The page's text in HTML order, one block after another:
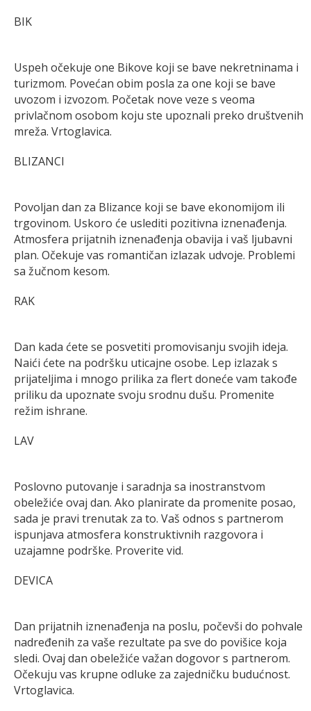
BIK
Uspeh očekuje one Bikove koji se bave nekretninama i
turizmom. Povećan obim posla za one koji se bave
uvozom i izvozom. Početak nove veze s veoma
privlačnom osobom koju ste upoznali preko društvenih
mreža. Vrtoglavica.
BLIZANCI
Povoljan dan za Blizance koji se bave ekonomijom ili
trgovinom. Uskoro će uslediti pozitivna iznenađenja.
Atmosfera prijatnih iznenađenja obavija i vaš ljubavni
plan. Očekuje vas romantičan izlazak udvoje. Problemi
sa žučnom kesom.
RAK
Dan kada ćete se posvetiti promovisanju svojih ideja.
Naići ćete na podršku uticajne osobe. Lep izlazak s
prijateljima i mnogo prilika za flert doneće vam takođe
priliku da upoznate svoju srodnu dušu. Promenite
režim ishrane.
LAV
Poslovno putovanje i saradnja sa inostranstvom
obeležiće ovaj dan. Ako planirate da promenite posao,
sada je pravi trenutak za to. Vaš odnos s partnerom
ispunjava atmosfera konstruktivnih razgovora i
uzajamne podrške. Proverite vid.
DEVICA
Dan prijatnih iznenađenja na poslu, počevši do pohvale
nadređenih za vaše rezultate pa sve do povišice koja
sledi. Ovaj dan obeležiće važan dogovor s partnerom.
Očekuju vas krupne odluke za zajedničku budućnost.
Vrtoglavica.